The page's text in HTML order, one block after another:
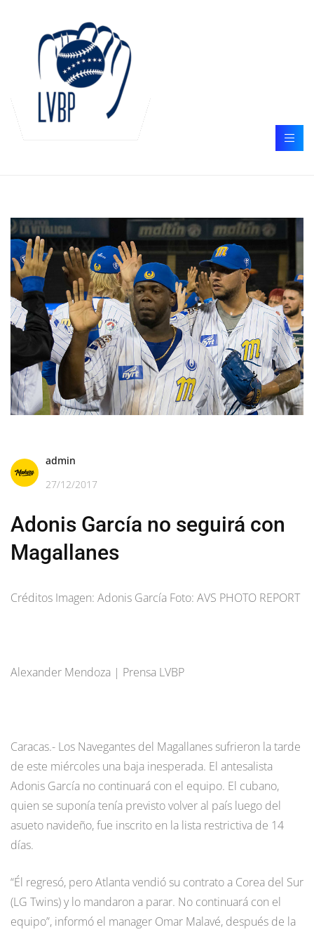
admin
27/12/2017
Adonis García no seguirá con
Magallanes
Créditos Imagen: Adonis García Foto: AVS PHOTO REPORT
Alexander Mendoza | Prensa LVBP
Caracas.- Los Navegantes del Magallanes sufrieron la tarde
de este miércoles una baja inesperada. El antesalista
Adonis García no continuará con el equipo. El cubano,
quien se suponía tenía previsto volver al país luego del
asueto navideño, fue inscrito en la lista restrictiva de 14
días.
“Él regresó, pero Atlanta vendió su contrato a Corea del Sur
(LG Twins) y lo mandaron a parar. No continuará con el
equipo”, informó el manager Omar Malavé, después de la